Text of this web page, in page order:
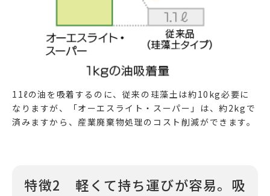
11ℓの油を吸着するのに、従来の珪藻土は約10kg必要に
なりますが、「オーエスライト・スーパー」は、約2kgで
済みますから、産業廃棄物処理のコスト削減ができます。
特徴2 軽くて持ち運びが容易。吸